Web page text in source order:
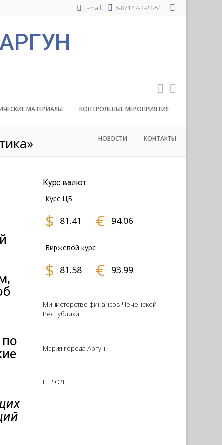
E-mail 8-87147-2-22-51
МАТЕРИАЛЫ КОНТРОЛЬНЫЕ МЕРОПРИЯТИЯ
НОВОСТИ КОНТАКТЫ
Курс валют
Курс ЦБ
$ 81.41 € 94.06
Биржевой курс
$ 81.58 € 93.99
Министерство финансов Чеченской
Республики
Мэрия города Аргун
ЕГРЮЛ